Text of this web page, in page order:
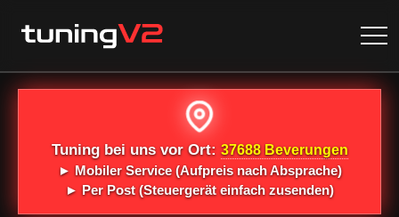
Tuning bei uns vor Ort: 37688 Beverungen
► Mobiler Service(Aufpreis nach Absprache)
►Per Post(Steuergerät einfach zusenden)